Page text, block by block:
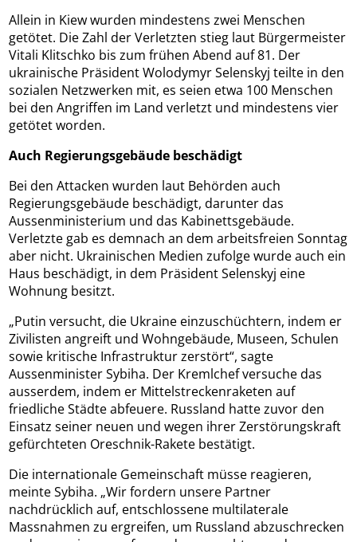
Allein in Kiew wurden mindestens zwei Menschen
getötet. Die Zahl der Verletzten stieg laut Bürgermeister
Vitali Klitschko bis zum frühen Abend auf 81. Der
ukrainische Präsident Wolodymyr Selenskyj teilte in den
sozialen Netzwerken mit, es seien etwa 100 Menschen
bei den Angriffen im Land verletzt und mindestens vier
getötet worden.
Auch Regierungsgebäude beschädigt
Bei den Attacken wurden laut Behörden auch
Regierungsgebäude beschädigt, darunter das
Aussenministerium und das Kabinettsgebäude.
Verletzte gab es demnach an dem arbeitsfreien Sonntag
aber nicht. Ukrainischen Medien zufolge wurde auch ein
Haus beschädigt, in dem Präsident Selenskyj eine
Wohnung besitzt.
„Putin versucht, die Ukraine einzuschüchtern, indem er
Zivilisten angreift und Wohngebäude, Museen, Schulen
sowie kritische Infrastruktur zerstört“, sagte
Aussenminister Sybiha. Der Kremlchef versuche das
ausserdem, indem er Mittelstreckenraketen auf
friedliche Städte abfeuere. Russland hatte zuvor den
Einsatz seiner neuen und wegen ihrer Zerstörungskraft
gefürchteten Oreschnik-Rakete bestätigt.
Die internationale Gemeinschaft müsse reagieren,
meinte Sybiha. „Wir fordern unsere Partner
nachdrücklich auf, entschlossene multilaterale
Massnahmen zu ergreifen, um Russland abzuschrecken